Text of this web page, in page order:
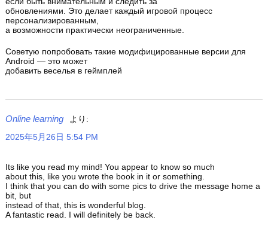
обновлениями. Это делает каждый игровой процесс
персонализированным,
а возможности практически неограниченные.
Советую попробовать такие модифицированные версии для
Android — это может
добавить веселья в геймплей
Online learning
より:
2025年5月26日 5:54 PM
Its like you read my mind! You appear to know so much
about this, like you wrote the book in it or something.
I think that you can do with some pics to drive the message home a
bit, but
instead of that, this is wonderful blog.
A fantastic read. I will definitely be back.